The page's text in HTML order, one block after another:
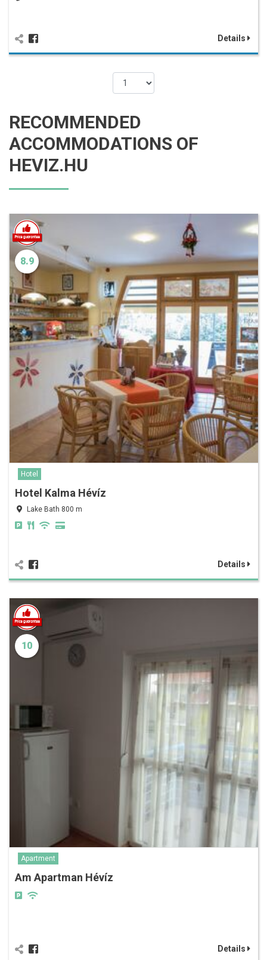
Details
RECOMMENDED
ACCOMMODATIONS OF
HEVIZ.HU
8.9
Hotel
Hotel Kalma Hévíz
Lake Bath 800 m
Details
10
Apartment
Am Apartman Hévíz
Details